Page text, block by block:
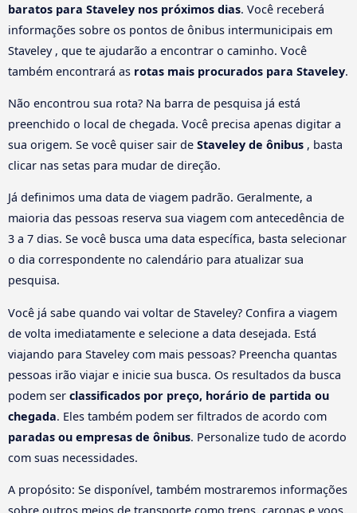
baratos para Staveley nos próximos dias. Você receberá
informações sobre os pontos de ônibus intermunicipais em
Staveley , que te ajudarão a encontrar o caminho. Você
também encontrará as rotas mais procurados para Staveley.
Não encontrou sua rota? Na barra de pesquisa já está
preenchido o local de chegada. Você precisa apenas digitar a
sua origem. Se você quiser sair de Staveley de ônibus , basta
clicar nas setas para mudar de direção.
Já definimos uma data de viagem padrão. Geralmente, a
maioria das pessoas reserva sua viagem com antecedência de
3 a 7 dias. Se você busca uma data específica, basta selecionar
o dia correspondente no calendário para atualizar sua
pesquisa.
Você já sabe quando vai voltar de Staveley? Confira a viagem
de volta imediatamente e selecione a data desejada. Está
viajando para Staveley com mais pessoas? Preencha quantas
pessoas irão viajar e inicie sua busca. Os resultados da busca
podem ser classificados por preço, horário de partida ou
chegada. Eles também podem ser filtrados de acordo com
paradas ou empresas de ônibus. Personalize tudo de acordo
com suas necessidades.
A propósito: Se disponível, também mostraremos informações